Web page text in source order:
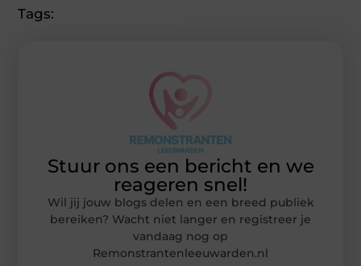
Tags:
Stuur ons een bericht en we
reageren snel!
Wil jij jouw blogs delen en een breed publiek
bereiken? Wacht niet langer en registreer je
vandaag nog op
Remonstrantenleeuwarden.nl